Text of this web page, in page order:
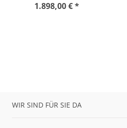
1.898,00 € *
WIR SIND FÜR SIE DA